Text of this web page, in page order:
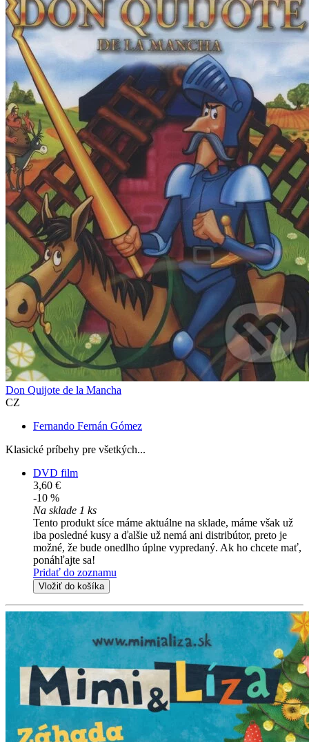
Don Quijote de la Mancha
CZ
Fernando Fernán Gómez
Klasické príbehy pre všetkých...
DVD film
3,60 €
-10 %
Na sklade 1 ks
Tento produkt síce máme aktuálne na sklade, máme však už
iba posledné kusy a ďalšie už nemá ani distribútor, preto je
možné, že bude onedlho úplne vypredaný. Ak ho chcete mať,
ponáhľajte sa!
Pridať do zoznamu
Vložiť do košíka